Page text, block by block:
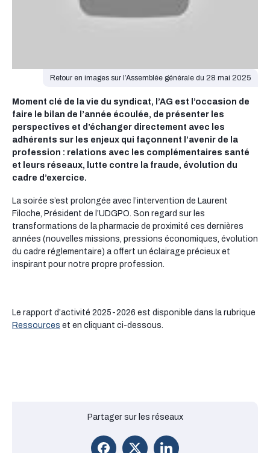
Retour en images sur l’Assemblée générale du 28 mai 2025
Moment clé de la vie du syndicat, l’AG est l’occasion de
faire le bilan de l’année écoulée, de présenter les
perspectives et d’échanger directement avec les
adhérents sur les enjeux qui façonnent l’avenir de la
profession : relations avec les complémentaires santé
et leurs réseaux, lutte contre la fraude, évolution du
cadre d’exercice.
La soirée s’est prolongée avec l’intervention de Laurent
Filoche, Président de l’UDGPO. Son regard sur les
transformations de la pharmacie de proximité ces dernières
années (nouvelles missions, pressions économiques, évolution
du cadre réglementaire) a offert un éclairage précieux et
inspirant pour notre propre profession.
Le rapport d’activité 2025-2026 est disponible dans la rubrique
Ressources et en cliquant ci-dessous.
Partager sur les réseaux